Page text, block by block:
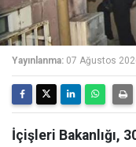
Yayınlanma: 07 Ağustos
İçişleri Bakanlığı,